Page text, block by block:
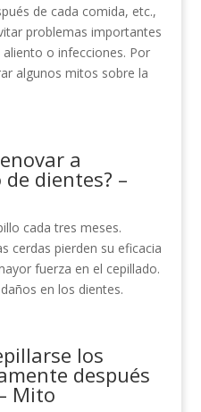
de cada comida, etc.,
problemas importantes
o infecciones. Por
algunos mitos sobre la
a
dientes? –
cada tres meses.
cerdas pierden su eficacia
fuerza en el cepillado.
en los dientes.
los
después
Mito